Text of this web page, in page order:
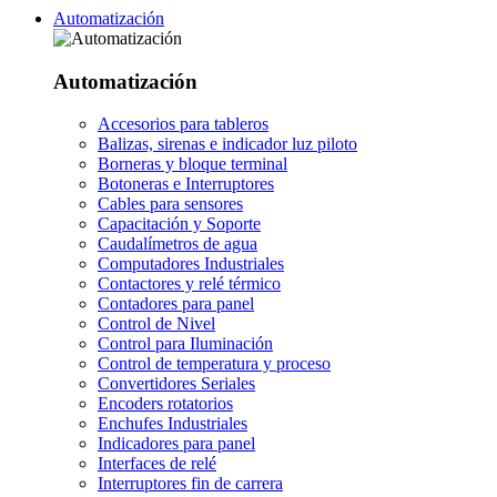
Automatización
Automatización
Accesorios para tableros
Balizas, sirenas e indicador luz piloto
Borneras y bloque terminal
Botoneras e Interruptores
Cables para sensores
Capacitación y Soporte
Caudalímetros de agua
Computadores Industriales
Contactores y relé térmico
Contadores para panel
Control de Nivel
Control para Iluminación
Control de temperatura y proceso
Convertidores Seriales
Encoders rotatorios
Enchufes Industriales
Indicadores para panel
Interfaces de relé
Interruptores fin de carrera